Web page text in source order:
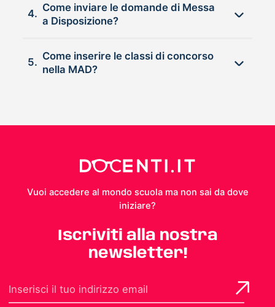
4.
Come inviare le domande di Messa
a Disposizione?
5.
Come inserire le classi di concorso
nella MAD?
Vuoi accedere al mondo scuola ma non sai da dove
iniziare?
Iscriviti alla nostra
newsletter!